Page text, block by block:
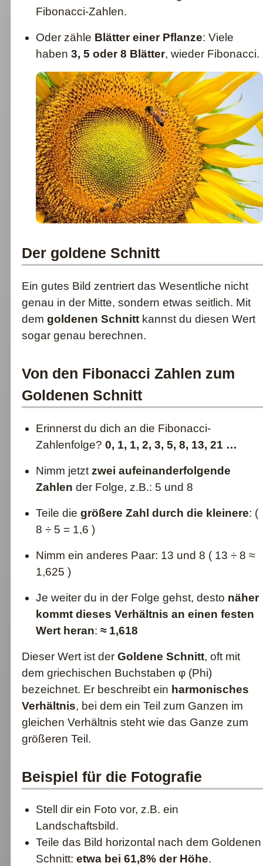
Fibonacci-Zahlen.
Oder zähle Blätter einer Pflanze: Viele
haben 3, 5 oder 8 Blätter, wieder Fibonacci.
Der goldene Schnitt
Ein gutes Bild zentriert das Wesentliche nicht
genau in der Mitte, sondern etwas seitlich. Mit
dem goldenen Schnitt kannst du diesen Wert
sogar genau berechnen.
Von den Fibonacci Zahlen zum
Goldenen Schnitt
Erinnerst du dich an die Fibonacci-
Zahlenfolge? 0, 1, 1, 2, 3, 5, 8, 13, 21 …
Nimm jetzt zwei aufeinanderfolgende
Zahlen der Folge, z.B.: 5 und 8
Teile die größere Zahl durch die kleinere: (
8 ÷ 5 = 1,6 )
Nimm ein anderes Paar: 13 und 8 ( 13 ÷ 8 ≈
1,625 )
Je weiter du in der Folge gehst, desto näher
kommt dieses Verhältnis an einen festen
Wert heran: ≈ 1,618
Dieser Wert ist der Goldene Schnitt, oft mit
dem griechischen Buchstaben φ (Phi)
bezeichnet. Er beschreibt ein harmonisches
Verhältnis, bei dem ein Teil zum Ganzen im
gleichen Verhältnis steht wie das Ganze zum
größeren Teil.
Beispiel für die Fotografie
Stell dir ein Foto vor, z.B. ein
Landschaftsbild.
Teile das Bild horizontal nach dem Goldenen
Schnitt: etwa bei 61,8% der Höhe.